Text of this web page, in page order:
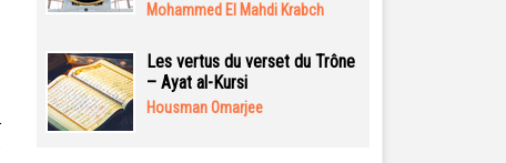
Mohammed El Mahdi Krabch
Les vertus du verset du Trône
– Ayat al-Kursi
Housman Omarjee